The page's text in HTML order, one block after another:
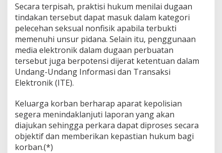
Secara terpisah, praktisi hukum menilai dugaan
tindakan tersebut dapat masuk dalam kategori
pelecehan seksual nonfisik apabila terbukti
memenuhi unsur pidana. Selain itu, penggunaan
media elektronik dalam dugaan perbuatan
tersebut juga berpotensi dijerat ketentuan dalam
Undang-Undang Informasi dan Transaksi
Elektronik (ITE).
Keluarga korban berharap aparat kepolisian
segera menindaklanjuti laporan yang akan
diajukan sehingga perkara dapat diproses secara
objektif dan memberikan kepastian hukum bagi
korban.(*)